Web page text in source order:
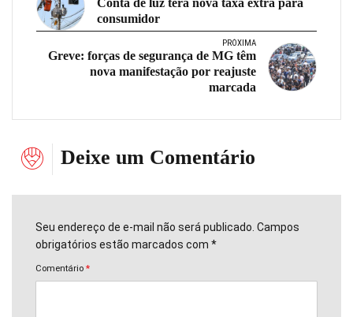
Conta de luz terá nova taxa extra para
consumidor
PRÓXIMA
Greve: forças de segurança de MG têm
nova manifestação por reajuste
marcada
Deixe um Comentário
Seu endereço de e-mail não será publicado. Campos
obrigatórios estão marcados com *
Comentário *